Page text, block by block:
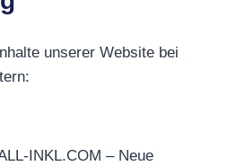
unserer Website bei
INKL.COM – Neue